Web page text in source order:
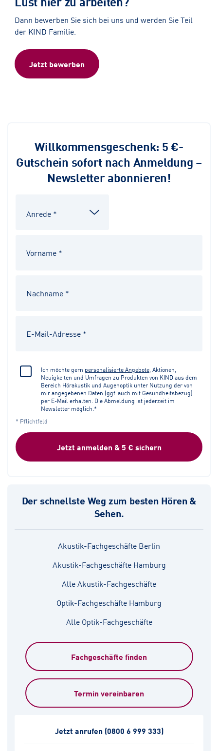
Dann bewerben Sie sich bei uns und werden Sie Teil
der KIND Familie.
Jetzt bewerben
Willkommensgeschenk: 5 €-
Gutschein sofort nach Anmeldung –
Newsletter abonnieren!
Ich möchte gern personalisierte Angebote , Aktionen,
Neuigkeiten und Umfragen zu Produkten von KIND aus dem
Bereich Hörakustik und Augenoptik unter Nutzung der von
mir angegebenen Daten (ggf. auch mit Gesundheitsbezug)
per E-Mail erhalten. Die Abmeldung ist jederzeit im
Newsletter möglich.*
* Pflichtfeld
Jetzt anmelden & 5 € sichern
Der schnellste Weg zum besten Hören &
Sehen.
Akustik-Fachgeschäfte Berlin
Akustik-Fachgeschäfte Hamburg
Alle Akustik-Fachgeschäfte
Optik-Fachgeschäfte Hamburg
Alle Optik-Fachgeschäfte
Fachgeschäfte finden
Termin vereinbaren
Jetzt anrufen (0800 6 999 333)